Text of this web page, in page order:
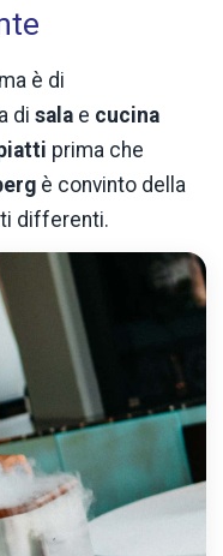
è di
di sala e cucina
prima che
è convinto della
differenti.